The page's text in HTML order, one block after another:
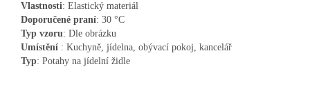
Vlastnosti: Elastický materiál
Doporučené praní: 30 °C
Typ vzoru: Dle obrázku
Umístění : Kuchyně, jídelna, obývací pokoj, kancelář
Typ: Potahy na jídelní židle